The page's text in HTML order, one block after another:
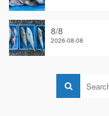
8/8
2026-08-08